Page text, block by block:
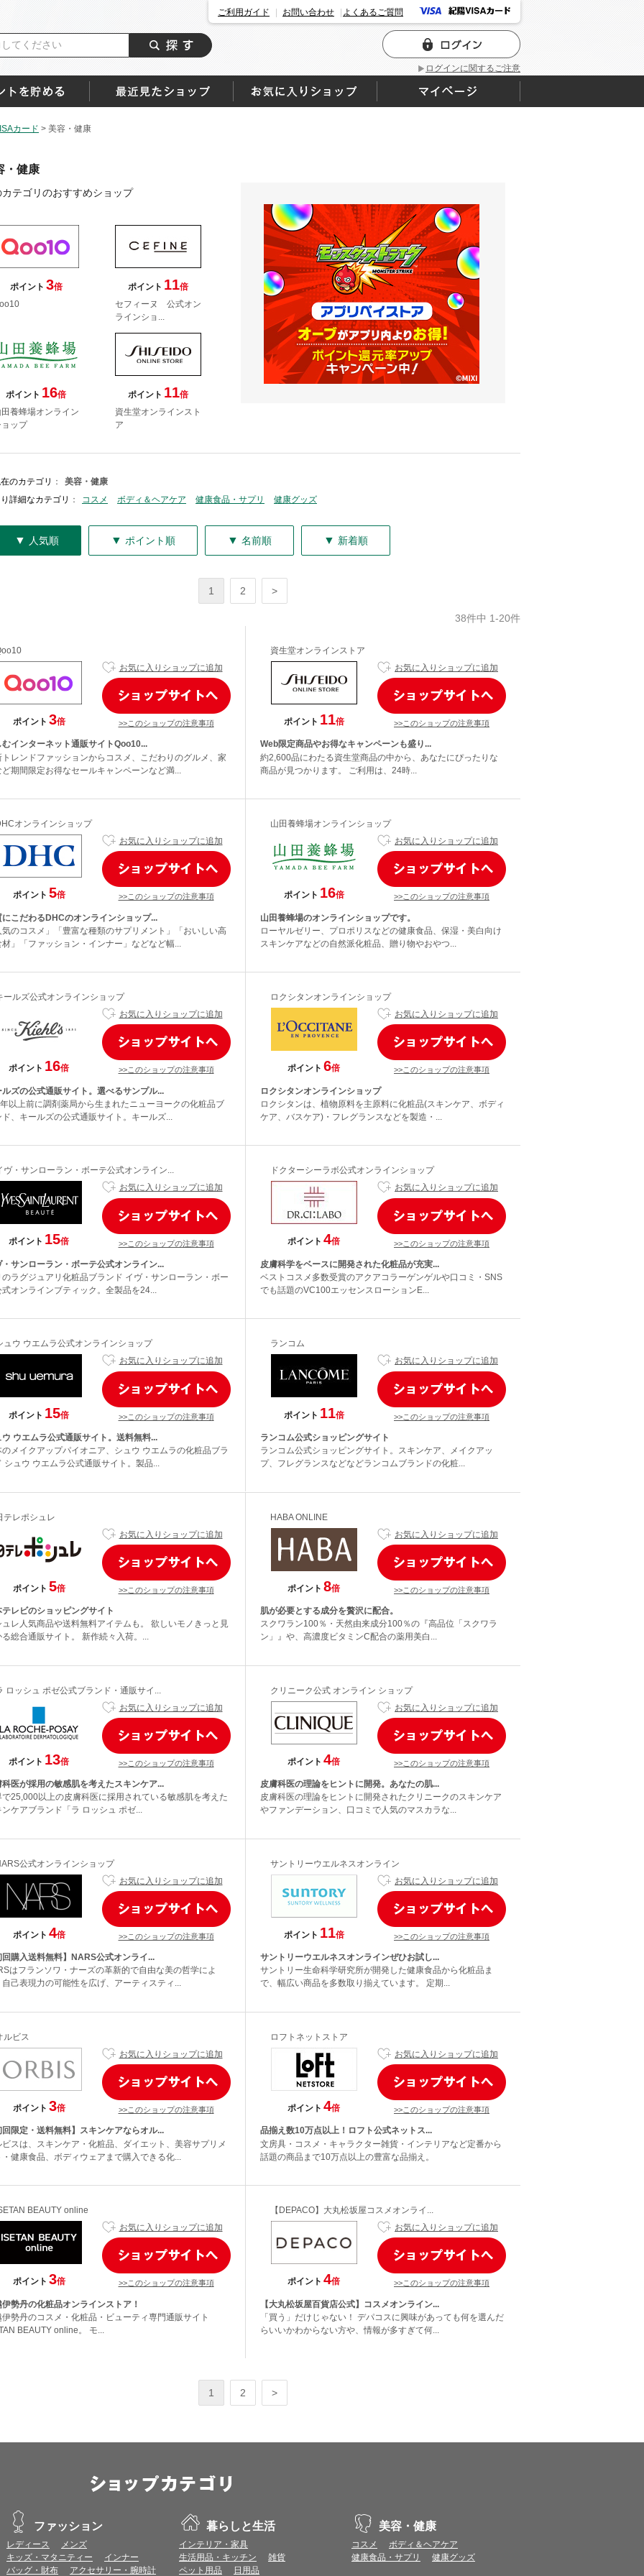
ログインに関するご注意
ご利用ガイド お問い合わせ よくあるご質問
カード > 美容・健康
・健康
カテゴリのおすすめショップ
ポイント 3倍
ポイント 11倍
セフィーヌ 公式オン
ラインショ...
ポイント 16倍
田養蜂場オンライン
ョップ
ポイント 11倍
資生堂オンラインスト
ア
のカテゴリ ：
美容・健康
詳細なカテゴリ ： コスメ ボディ＆ヘアケア 健康食品・サプリ 健康グッズ
▼ 人気順 ▼ ポイント順 ▼ 名前順 ▼ 新着順
1 2 >
38件中 1-20件
ポイント 3倍
お気に入りショップに追加
>>このショップの注意事項
むインターネット通販サイトQoo10...
トレンドファッションからコスメ、こだわりのグルメ、家
ど期間限定お得なセールキャンペーンなど満...
資生堂オンラインストア
ポイント 11倍
お気に入りショップに追加
>>このショップの注意事項
Web限定商品やお得なキャンペーンも盛り...
約2,600品にわたる資生堂商品の中から、あなたにぴったりな
商品が見つかります。 ご利用は、24時...
オンラインショップ
ポイント 5倍
お気に入りショップに追加
>>このショップの注意事項
にこだわるDHCのオンラインショップ...
気のコスメ」「豊富な種類のサプリメント」「おいしい高
」「ファッション・インナー」などなど幅...
山田養蜂場オンラインショップ
ポイント 16倍
お気に入りショップに追加
>>このショップの注意事項
山田養蜂場のオンラインショップです。
ローヤルゼリー、プロポリスなどの健康食品、保湿・美白向け
スキンケアなどの自然派化粧品、贈り物やおやつ...
ールズ公式オンラインショップ
ポイント 16倍
お気に入りショップに追加
>>このショップの注意事項
ルズの公式通販サイト。選べるサンプル...
以上前に調剤薬局から生まれたニューヨークの化粧品ブ
ド、キールズの公式通販サイト。キールズ...
ロクシタンオンラインショップ
ポイント 6倍
お気に入りショップに追加
>>このショップの注意事項
ロクシタンオンラインショップ
ロクシタンは、植物原料を主原料に化粧品(スキンケア、ボディ
ケア、バスケア)・フレグランスなどを製造・...
ヴ・サンローラン・ボーテ公式オンライン...
ポイント 15倍
お気に入りショップに追加
>>このショップの注意事項
・サンローラン・ボーテ公式オンライン...
のラグジュアリ化粧品ブランド イヴ・サンローラン・ボー
式オンラインブティック。全製品を24...
ドクターシーラボ公式オンラインショップ
ポイント 4倍
お気に入りショップに追加
>>このショップの注意事項
皮膚科学をベースに開発された化粧品が充実...
ベストコスメ多数受賞のアクアコラーゲンゲルや口コミ・SNS
でも話題のVC100エッセンスローションE...
ュウ ウエムラ公式オンラインショップ
ポイント 15倍
お気に入りショップに追加
>>このショップの注意事項
ウ ウエムラ公式通販サイト。送料無料...
のメイクアップパイオニア、シュウ ウエムラの化粧品ブラ
シュウ ウエムラ公式通販サイト。製品...
ランコム
ポイント 11倍
お気に入りショップに追加
>>このショップの注意事項
ランコム公式ショッピングサイト
ランコム公式ショッピングサイト。スキンケア、メイクアッ
プ、フレグランスなどなどランコムブランドの化粧...
テレポシュレ
ポイント 5倍
お気に入りショップに追加
>>このショップの注意事項
テレビのショッピングサイト
ュレ人気商品や送料無料アイテムも。 欲しいモノきっと見
る総合通販サイト。 新作続々入荷。...
HABA ONLINE
ポイント 8倍
お気に入りショップに追加
>>このショップの注意事項
肌が必要とする成分を贅沢に配合。
スクワラン100％・天然由来成分100％の『高品位「スクワラ
ン」』や、高濃度ビタミンC配合の薬用美白...
ロッシュ ポゼ公式ブランド・通販サイ...
ポイント 13倍
お気に入りショップに追加
>>このショップの注意事項
科医が採用の敏感肌を考えたスキンケア...
で25,000以上の皮膚科医に採用されている敏感肌を考えた
ンケアブランド「ラ ロッシュ ポゼ...
クリニーク公式 オンライン ショップ
ポイント 4倍
お気に入りショップに追加
>>このショップの注意事項
皮膚科医の理論をヒントに開発。あなたの肌...
皮膚科医の理論をヒントに開発されたクリニークのスキンケア
やファンデーション、口コミで人気のマスカラな...
公式オンラインショップ
ポイント 4倍
お気に入りショップに追加
>>このショップの注意事項
回購入送料無料】NARS公式オンライ...
はフランソワ・ナーズの革新的で自由な美の哲学によ
自己表現力の可能性を広げ、アーティスティ...
サントリーウエルネスオンライン
ポイント 11倍
お気に入りショップに追加
>>このショップの注意事項
サントリーウエルネスオンラインぜひお試し...
サントリー生命科学研究所が開発した健康食品から化粧品ま
で、幅広い商品を多数取り揃えています。 定期...
ルビス
ポイント 3倍
お気に入りショップに追加
>>このショップの注意事項
回限定・送料無料】スキンケアならオル...
ビスは、スキンケア・化粧品、ダイエット、美容サプリメ
・健康食品、ボディウェアまで購入できる化...
ロフトネットストア
ポイント 4倍
お気に入りショップに追加
>>このショップの注意事項
品揃え数10万点以上！ロフト公式ネットス...
文房具・コスメ・キャラクター雑貨・インテリアなど定番から
話題の商品まで10万点以上の豊富な品揃え。
BEAUTY online
ポイント 3倍
お気に入りショップに追加
>>このショップの注意事項
伊勢丹の化粧品オンラインストア！
伊勢丹のコスメ・化粧品・ビューティ専門通販サイト
BEAUTY online。 モ...
【DEPACO】大丸松坂屋コスメオンライ...
ポイント 4倍
お気に入りショップに追加
>>このショップの注意事項
【大丸松坂屋百貨店公式】コスメオンライン...
「買う」だけじゃない！ デパコスに興味があっても何を選んだ
らいいかわからない方や、情報が多すぎて何...
1 2 >
ファッション
レディース
メンズ
キッズ・マタニティー
インナー
バッグ・財布
アクセサリー・腕時計
暮らしと生活
インテリア・家具
生活用品・キッチン
雑貨
ペット用品
日用品
美容・健康
コスメ
ボディ＆ヘアケア
健康食品・サプリ
健康グッズ